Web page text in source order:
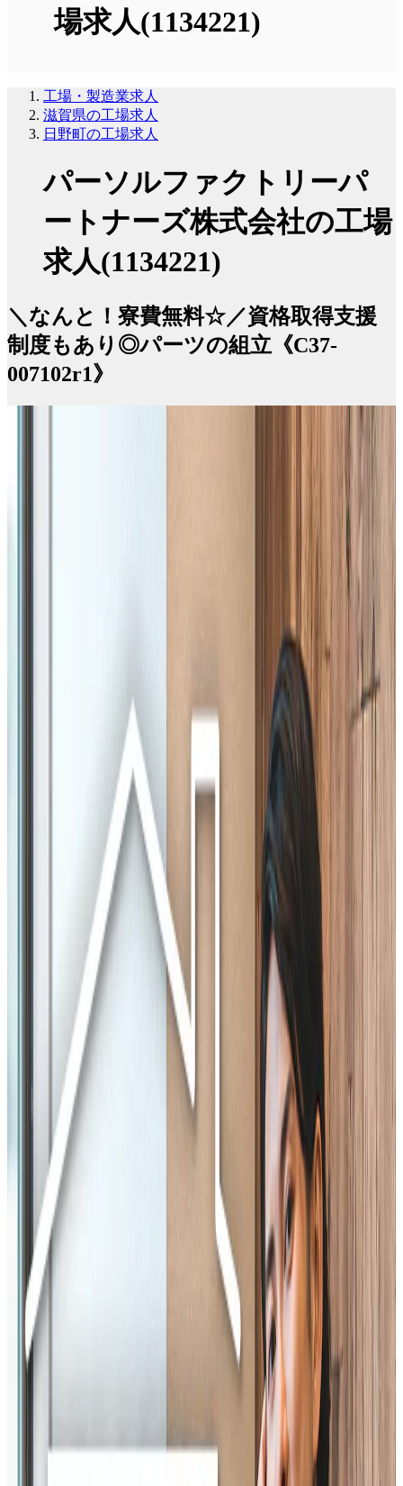
場求人(1134221)
工場・製造業求人
滋賀県の工場求人
日野町の工場求人
パーソルファクトリーパ
ートナーズ株式会社の工場
求人(1134221)
＼なんと！寮費無料☆／資格取得支援
制度もあり◎パーツの組立《C37-
007102r1》